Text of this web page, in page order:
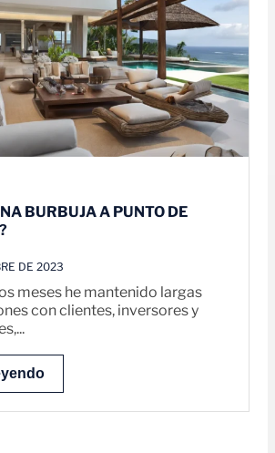
BURBUJA A PUNTO DE
DE 2023
meses he mantenido largas
con clientes, inversores y